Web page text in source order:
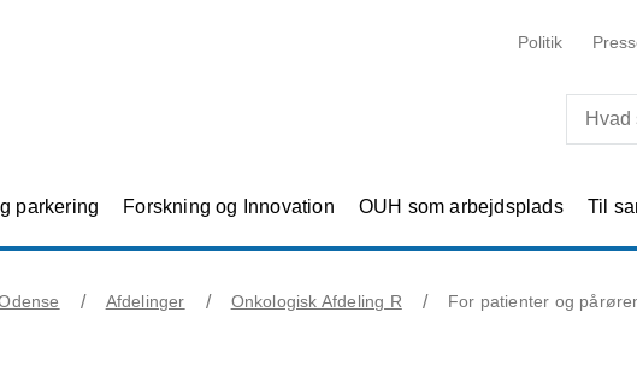
Politik
parkering Forskning og Innovation OUH som arbejdsplads Til
Afdelinger Onkologisk Afdeling R For patienter og